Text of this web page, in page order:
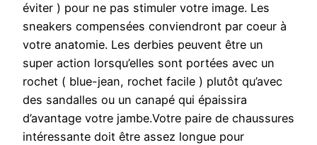
éviter ) pour ne pas stimuler votre image. Les
sneakers compensées conviendront par coeur à
votre anatomie. Les derbies peuvent être un
super action lorsqu’elles sont portées avec un
rochet ( blue-jean, rochet facile ) plutôt qu’avec
des sandalles ou un canapé qui épaissira
d’avantage votre jambe.Votre paire de chaussures
intéressante doit être assez longue pour